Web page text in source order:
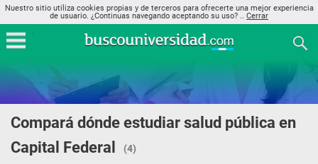
Nuestro sitio utiliza cookies propias y de terceros para ofrecerte una mejor experiencia
de usuario. ¿Continuas navegando aceptando su uso? .. Cerrar
Compará dónde estudiar salud pública en
Capital Federal
(4)